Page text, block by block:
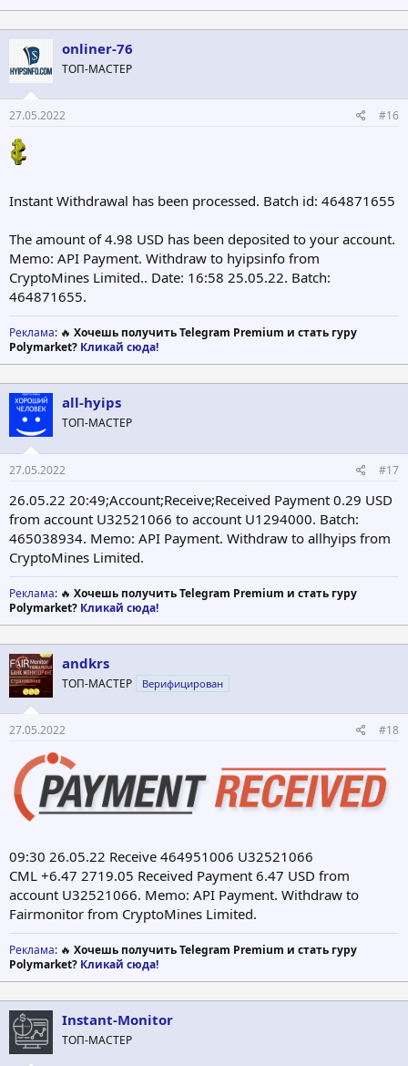
onliner-76
ТОП-МАСТЕР
27.05.2022 #16
Instant Withdrawal has been processed. Batch id: 464871655
The amount of 4.98 USD has been deposited to your account.
Memo: API Payment. Withdraw to hyipsinfo from
CryptoMines Limited.. Date: 16:58 25.05.22. Batch:
464871655.
Реклама: 🔥 Хочешь получить Telegram Premium и стать гуру
Polymarket? Кликай сюда!
all-hyips
ТОП-МАСТЕР
27.05.2022 #17
26.05.22 20:49;Account;Receive;Received Payment 0.29 USD
from account U32521066 to account U1294000. Batch:
465038934. Memo: API Payment. Withdraw to allhyips from
CryptoMines Limited.
Реклама: 🔥 Хочешь получить Telegram Premium и стать гуру
Polymarket? Кликай сюда!
andkrs
ТОП-МАСТЕР Верифицирован
27.05.2022 #18
09:30 26.05.22 Receive 464951006 U32521066
CML +6.47 2719.05 Received Payment 6.47 USD from
account U32521066. Memo: API Payment. Withdraw to
Fairmonitor from CryptoMines Limited.
Реклама: 🔥 Хочешь получить Telegram Premium и стать гуру
Polymarket? Кликай сюда!
Instant-Monitor
ТОП-МАСТЕР